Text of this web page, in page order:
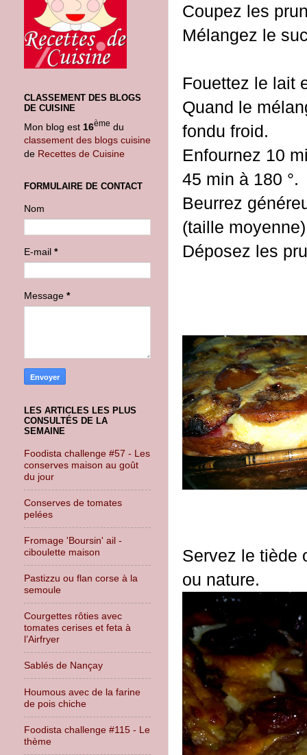
Coupez les
Fouettez le lait
Quand le
fondu froid.
Enfournez 10
45 min à 180 °.
Beurrez
(taille
Déposez les
Servez le tiède
ou nature.
CLASSEMENT DES BLOGS
DE CUISINE
Mon blog est 16ème du
classement des blogs cuisine
de Recettes de Cuisine
FORMULAIRE DE CONTACT
Nom
E-mail *
Message *
LES ARTICLES LES PLUS
CONSULTÉS DE LA
SEMAINE
Foodista challenge #57 - Les
conserves maison au goût
du jour
Conserves de tomates
pelées
Fromage 'Boursin' ail -
ciboulette maison
Pastizzu ou flan corse à la
semoule
Courgettes rôties avec
tomates cerises et feta à
l’Airfryer
Sablés de Nançay
Houmous avec de la farine
de pois chiche
Foodista challenge #115 - Le
thème